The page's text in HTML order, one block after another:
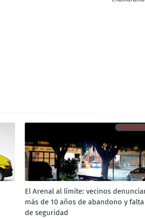
El Arenal al límite: vecinos
más de 10 años de abandono y falta
de seguridad